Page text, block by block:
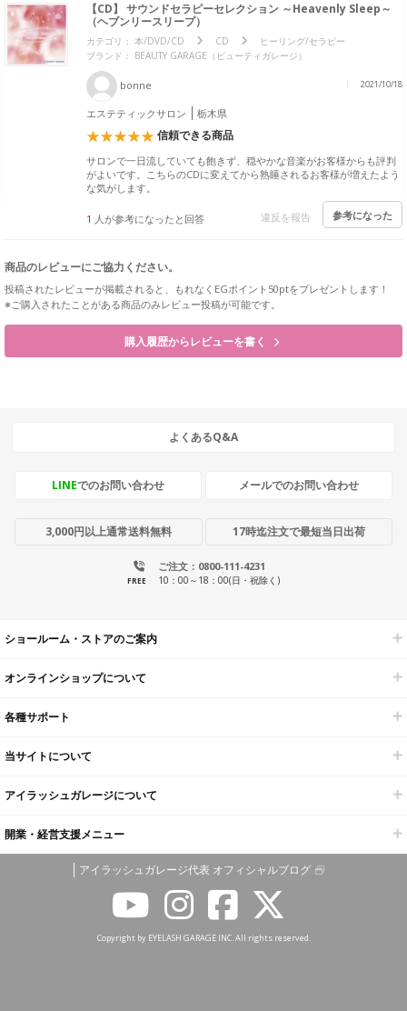
【CD】 サウンドセラピーセレクション ～Heavenly Sleep～
（ヘブンリースリープ）
カテゴリ： 本/DVD/CD CD
ヒーリング/セラピー
ブランド： BEAUTY GARAGE（ビューティガレージ）
bonne 2021/10/18
エステティックサロン 栃木県
信頼できる商品
サロンで一日流していても飽きず、穏やかな音楽がお客様からも評判
がよいです。こちらのCDに変えてから熟睡されるお客様が増えたよう
な気がします。
1 人が参考になったと回答 違反を報告 参考になった
商品のレビューにご協力ください。
投稿されたレビューが掲載されると、もれなくEGポイント50ptをプレゼントします！
※ご購入されたことがある商品のみレビュー投稿が可能です。
購入履歴からレビューを書く
よくあるQ&A
LINEでのお問い合わせ メールでのお問い合わせ
3,000円以上通常送料無料 17時迄注文で最短当日出荷
ご注文：0800-111-4231
FREE 10：00～18：00(日・祝除く)
ショールーム・ストアのご案内
オンラインショップについて
各種サポート
当サイトについて
アイラッシュガレージについて
開業・経営支援メニュー
アイラッシュガレージ代表 オフィシャルブログ
Copyright by EYELASH GARAGE INC. All rights reserved.